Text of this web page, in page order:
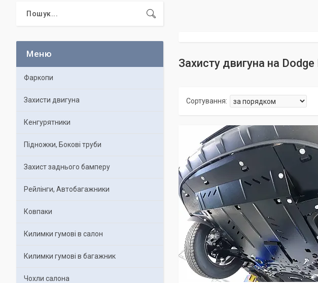
Захисту двигуна на
Фаркопи
Захисти двигуна
Кенгурятники
Підножки, Бокові труби
Захист заднього бамперу
Рейлінги, Автобагажники
Ковпаки
Килимки гумові в салон
Килимки гумові в багажник
Чохли салона